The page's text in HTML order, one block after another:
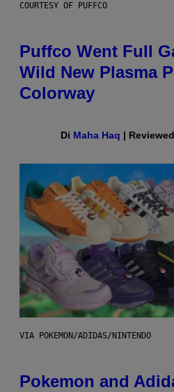
COURTESY OF PUFFCO
Puffco Went Full
Wild New Plasma
Colorway
Di Maha Haq |
VIA POKEMON/ADIDAS/NINTENDO
Pokemon and